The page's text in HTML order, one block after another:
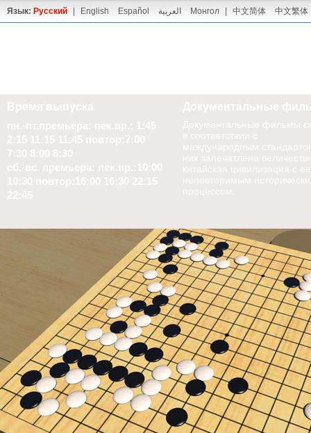
Язык: Русский English Español العربية Монгол 中文简体 中文繁体
Время выпуска
пн.-пт.премьера: пек.вр.: 1:45
2:15 11:15 11:45 повтор:7:00
7:30 8:00 8:30
сб.-вс. премьера: пек.вр.:10:00
10:30 повтор:16:00 16:30 22:15
22:45
Документальные
Документальные фильмы
в соответствии с
международным
них запечатлена
китайская цивилизация с ее
неповторимым
процессом.